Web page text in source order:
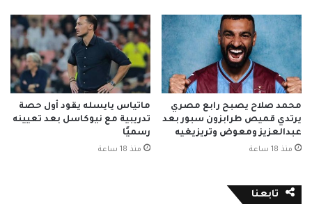
محمد صلاح يصبح رابع مصري
يرتدي قميص طرابزون سبور بعد
عبدالعزيز ومعوض وتريزيغيه
منذ 18 ساعة
ماتياس يايسله يقود أول حصة
تدريبية مع نيوكاسل بعد تعيينه
رسميًا
منذ 18 ساعة
تابعنا